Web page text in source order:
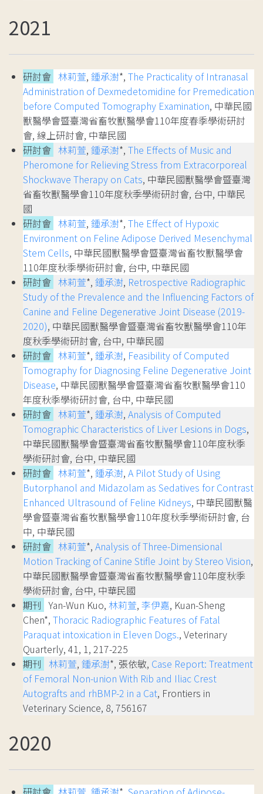
2021
研討會 林莉萱, 鍾承澍*, The Practicality of Intranasal
Administration of Dexmedetomidine for Premedication
before Computed Tomography Examination, 中華民國
獸醫學會暨臺灣省畜牧獸醫學會110年度春季學術研討
會, 線上研討會, 中華民國
研討會 林莉萱, 鍾承澍*, The Effects of Music and
Pheromone for Relieving Stress from Extracorporeal
Shockwave Therapy on Cats, 中華民國獸醫學會暨臺灣
省畜牧獸醫學會110年度秋季學術研討會, 台中, 中華民
國
研討會 林莉萱, 鍾承澍*, The Effect of Hypoxic
Environment on Feline Adipose Derived Mesenchymal
Stem Cells, 中華民國獸醫學會暨臺灣省畜牧獸醫學會
110年度秋季學術研討會, 台中, 中華民國
研討會 林莉萱*, 鍾承澍, Retrospective Radiographic
Study of the Prevalence and the Influencing Factors of
Canine and Feline Degenerative Joint Disease (2019-
2020), 中華民國獸醫學會暨臺灣省畜牧獸醫學會110年
度秋季學術研討會, 台中, 中華民國
研討會 林莉萱*, 鍾承澍, Feasibility of Computed
Tomography for Diagnosing Feline Degenerative Joint
Disease, 中華民國獸醫學會暨臺灣省畜牧獸醫學會110
年度秋季學術研討會, 台中, 中華民國
研討會 林莉萱*, 鍾承澍, Analysis of Computed
Tomographic Characteristics of Liver Lesions in Dogs,
中華民國獸醫學會暨臺灣省畜牧獸醫學會110年度秋季
學術研討會, 台中, 中華民國
研討會 林莉萱*, 鍾承澍, A Pilot Study of Using
Butorphanol and Midazolam as Sedatives for Contrast
Enhanced Ultrasound of Feline Kidneys, 中華民國獸醫
學會暨臺灣省畜牧獸醫學會110年度秋季學術研討會, 台
中, 中華民國
研討會 林莉萱*, Analysis of Three-Dimensional
Motion Tracking of Canine Stifle Joint by Stereo Vision,
中華民國獸醫學會暨臺灣省畜牧獸醫學會110年度秋季
學術研討會, 台中, 中華民國
期刊 Yan-Wun Kuo, 林莉萱, 李伊嘉, Kuan-Sheng
Chen*, Thoracic Radiographic Features of Fatal
Paraquat intoxication in Eleven Dogs., Veterinary
Quarterly, 41, 1, 217-225
期刊 林莉萱, 鍾承澍*, 張依敏, Case Report: Treatment
of Femoral Non-union With Rib and Iliac Crest
Autografts and rhBMP-2 in a Cat, Frontiers in
Veterinary Science, 8, 756167
2020